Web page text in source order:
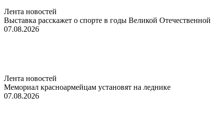
Лента новостей
Выставка расскажет о спорте в годы Великой Отечественной
07.08.2026
Лента новостей
Мемориал красноармейцам установят на леднике
07.08.2026